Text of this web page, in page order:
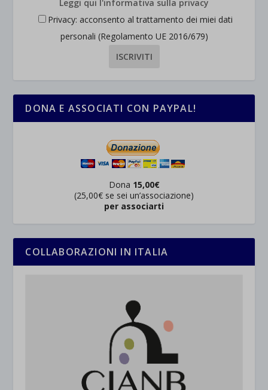
Leggi qui l'informativa sulla privacy
Privacy: acconsento al trattamento dei miei dati
personali (Regolamento UE 2016/679)
DONA E ASSOCIATI CON PAYPAL!
Dona 15,00€
(25,00€ se sei un’associazione)
per associarti
COLLABORAZIONI IN ITALIA